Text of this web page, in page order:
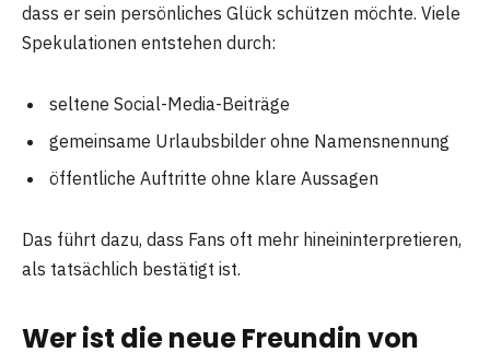
dass er sein persönliches Glück schützen möchte. Viele
Spekulationen entstehen durch:
seltene Social-Media-Beiträge
gemeinsame Urlaubsbilder ohne Namensnennung
öffentliche Auftritte ohne klare Aussagen
Das führt dazu, dass Fans oft mehr hineininterpretieren,
als tatsächlich bestätigt ist.
Wer ist die neue Freundin von